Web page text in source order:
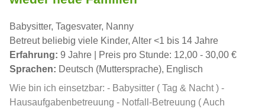
Babysitter, Tagesvater, Nanny
Betreut beliebig viele Kinder, Alter <1 bis 14 Jahre
Erfahrung: 9 Jahre | Preis pro Stunde: 12,00 - 30,00 €
Sprachen: Deutsch (Muttersprache), Englisch
Wie bin ich einsetzbar: - Babysitter ( Tag & Nacht ) -
Hausaufgabenbetreuung - Notfall-Betreuung ( Auch